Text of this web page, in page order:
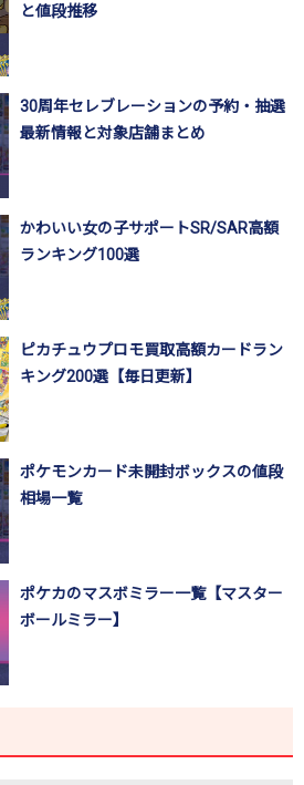
と値段推移
30周年セレブレーションの予約・抽選
最新情報と対象店舗まとめ
かわいい女の子サポートSR/SAR高額
ランキング100選
ピカチュウプロモ買取高額カードラン
キング200選【毎日更新】
ポケモンカード未開封ボックスの値段
相場一覧
ポケカのマスボミラー一覧【マスター
ボールミラー】